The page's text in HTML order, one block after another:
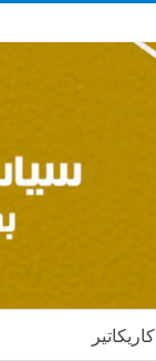
كاريكاتير